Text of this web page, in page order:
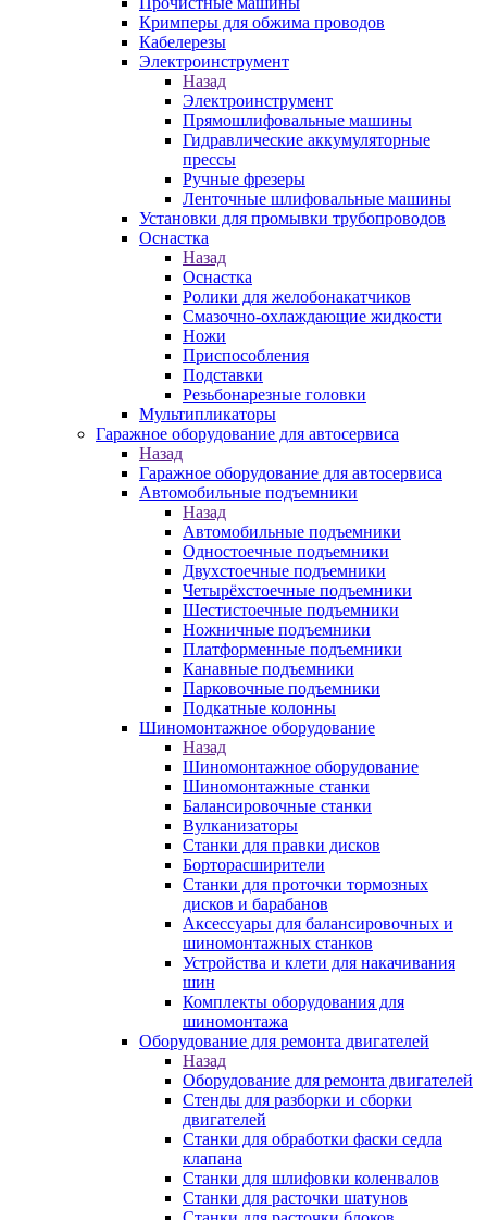
Кримперы для обжима проводов
Кабелерезы
Электроинструмент
Назад
Электроинструмент
Прямошлифовальные машины
Гидравлические аккумуляторные
прессы
Ручные фрезеры
Ленточные шлифовальные машины
Установки для промывки трубопроводов
Оснастка
Назад
Оснастка
Ролики для желобонакатчиков
Смазочно-охлаждающие жидкости
Ножи
Приспособления
Подставки
Резьбонарезные головки
Мультипликаторы
Гаражное оборудование для автосервиса
Назад
Гаражное оборудование для автосервиса
Автомобильные подъемники
Назад
Автомобильные подъемники
Одностоечные подъемники
Двухстоечные подъемники
Четырёхстоечные подъемники
Шестистоечные подъемники
Ножничные подъемники
Платформенные подъемники
Канавные подъемники
Парковочные подъемники
Подкатные колонны
Шиномонтажное оборудование
Назад
Шиномонтажное оборудование
Шиномонтажные станки
Балансировочные станки
Вулканизаторы
Станки для правки дисков
Борторасширители
Станки для проточки тормозных
дисков и барабанов
Аксессуары для балансировочных и
шиномонтажных станков
Устройства и клети для накачивания
шин
Комплекты оборудования для
шиномонтажа
Оборудование для ремонта двигателей
Назад
Оборудование для ремонта двигателей
Стенды для разборки и сборки
двигателей
Станки для обработки фаски седла
клапана
Станки для шлифовки коленвалов
Станки для расточки шатунов